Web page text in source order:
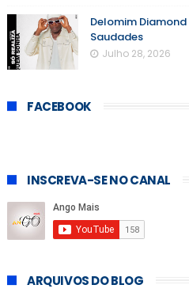
Delomim
Saudades
Julho 28, 2026
FACEBOOK
INSCREVA-SE NO CANAL
ARQUIVOS DO BLOG